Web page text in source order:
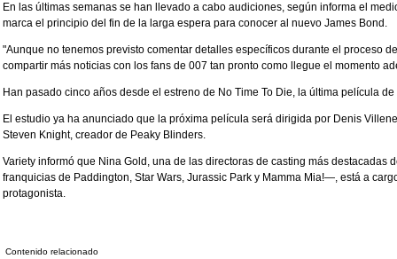
En las últimas semanas se han llevado a cabo audiciones, según informa el
marca el principio del fin de la larga espera para conocer al nuevo James Bond.
"Aunque no tenemos previsto comentar detalles específicos durante el proceso
compartir más noticias con los fans de 007 tan pronto como llegue el momento
Han pasado cinco años desde el estreno de No Time To Die, la última película
El estudio ya ha anunciado que la próxima película será dirigida por Denis
Steven Knight, creador de Peaky Blinders.
Variety informó que Nina Gold, una de las directoras de casting más
franquicias de Paddington, Star Wars, Jurassic Park y Mamma Mia!—, está a
protagonista.
Contenido relacionado